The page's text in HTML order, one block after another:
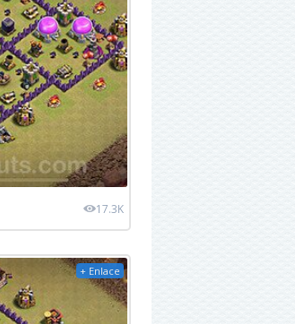
17.3K
+ Enlace